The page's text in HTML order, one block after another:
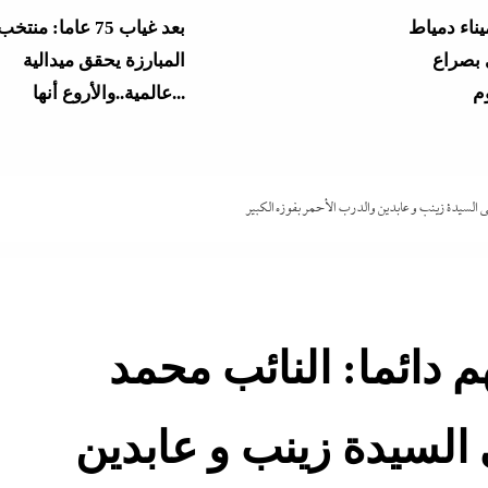
دمياط
بصراع
بعد غياب 75 عاما:
المبارزة يحقق ميدالية
عالمية..والأروع أنها...
الثانوية
بحلف إسرائيلي...
زينب و عابدين والدرب الأحمر بفوزه الكبير
دائما: النائب محمد
زينب و عابدين